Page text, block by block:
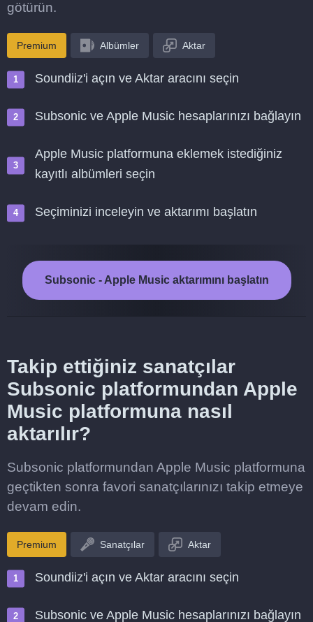
götürün.
Premium Albümler Aktar
Soundiiz'i açın ve Aktar aracını seçin
Subsonic ve Apple Music hesaplarınızı bağlayın
Apple Music platformuna eklemek istediğiniz
kayıtlı albümleri seçin
Seçiminizi inceleyin ve aktarımı başlatın
Subsonic - Apple Music aktarımını başlatın
Takip ettiğiniz sanatçılar
Subsonic platformundan Apple
Music platformuna nasıl
aktarılır?
Subsonic platformundan Apple Music platformuna
geçtikten sonra favori sanatçılarınızı takip etmeye
devam edin.
Premium Sanatçılar Aktar
Soundiiz'i açın ve Aktar aracını seçin
Subsonic ve Apple Music hesaplarınızı bağlayın